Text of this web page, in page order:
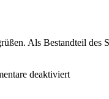
Als Bestandteil
deaktiviert